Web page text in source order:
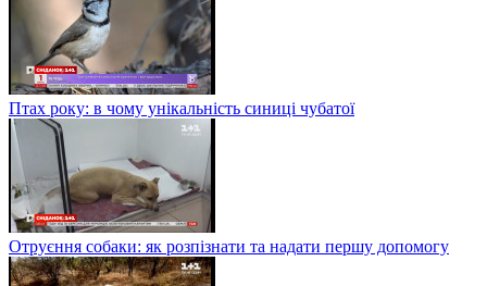
Птах року: в чому унікальність синиці чубатої
Отруєння собаки: як розпізнати та надати першу допомогу